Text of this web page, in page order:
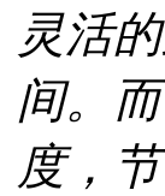
灵活
间。
度，